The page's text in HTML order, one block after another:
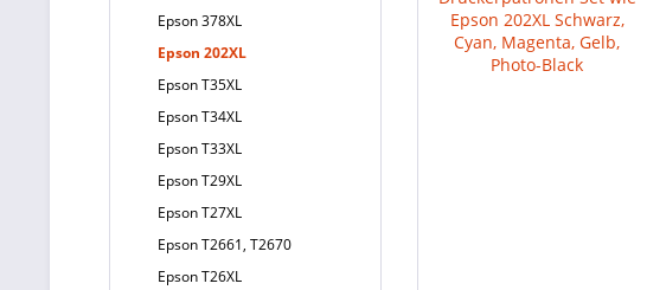
Epson 378XL
Epson 202XL
Epson T35XL
Epson T34XL
Epson T33XL
Epson T29XL
Epson T27XL
Epson T2661, T2670
Epson T26XL